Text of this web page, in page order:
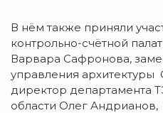
В нём также приняли
контрольно-счётной
Варвара Сафронова,
управления
директор департамента
области Олег Андрианов,